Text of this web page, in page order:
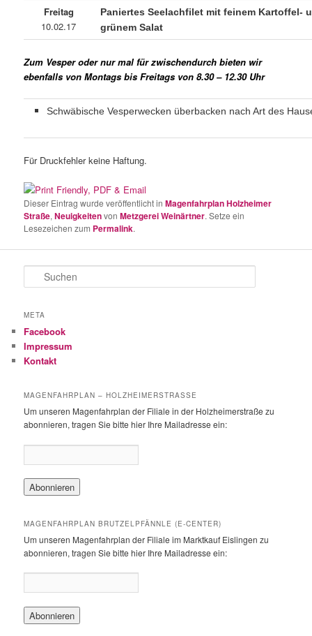
Freitag
10.02.17
Paniertes Seelachfilet mit feinem Kartoffel-
grünem Salat
Zum Vesper oder nur mal für zwischendurch bieten wir
ebenfalls von Montags bis Freitags von 8.30 – 12.30 Uhr
Schwäbische Vesperwecken überbacken nach Art des
Für Druckfehler keine Haftung.
Dieser Eintrag wurde veröffentlicht inMagenfahrplan Holzheimer
Straße,NeuigkeitenvonMetzgerei Weinärtner. Setze ein
Lesezeichen zum Permalink.
u
h
n
META
Facebook
Impressum
Kontakt
MAGENFAHRPLAN – HOLZHEIMERSTRASSE
Um unseren Magenfahrplan der Filiale in der Holzheimerstraße zu
abonnieren, tragen Sie bitte hier Ihre Mailadresse ein:
MAGENFAHRPLAN BRUTZELPFÄNNLE (E-CENTER)
Um unseren Magenfahrplan der Filiale im Marktkauf Eislingen zu
abonnieren, tragen Sie bitte hier Ihre Mailadresse ein: